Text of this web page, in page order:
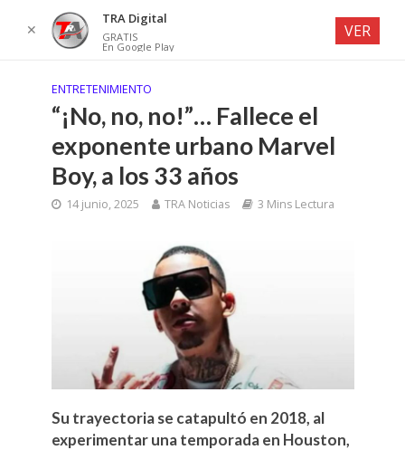
ENTRETENIMIENTO
“¡No, no, no!”… Fallece el
exponente urbano Marvel
Boy, a los 33 años
14 junio, 2025 TRA Noticias 3 Mins Lectura
Su trayectoria se catapultó en 2018, al
experimentar una temporada en Houston,
✕
TRA Digital
GRATIS
En Google Play
VER